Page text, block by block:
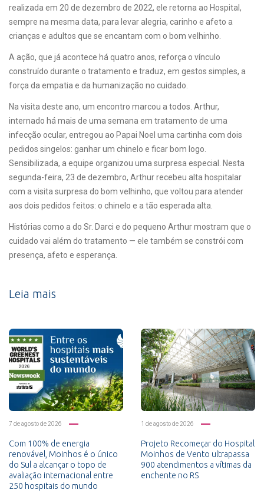
realizada em 20 de dezembro de 2022, ele retorna ao Hospital,
sempre na mesma data, para levar alegria, carinho e afeto a
crianças e adultos que se encantam com o bom velhinho.
A ação, que já acontece há quatro anos, reforça o vínculo
construído durante o tratamento e traduz, em gestos simples, a
força da empatia e da humanização no cuidado.
Na visita deste ano, um encontro marcou a todos. Arthur,
internado há mais de uma semana em tratamento de uma
infecção ocular, entregou ao Papai Noel uma cartinha com dois
pedidos singelos: ganhar um chinelo e ficar bom logo.
Sensibilizada, a equipe organizou uma surpresa especial. Nesta
segunda-feira, 23 de dezembro, Arthur recebeu alta hospitalar
com a visita surpresa do bom velhinho, que voltou para atender
aos dois pedidos feitos: o chinelo e a tão esperada alta.
Histórias como a do Sr. Darci e do pequeno Arthur mostram que o
cuidado vai além do tratamento — ele também se constrói com
presença, afeto e esperança.
Leia mais
7 de agosto de 2026
Com 100% de energia
renovável, Moinhos é o único
do Sul a alcançar o topo de
avaliação internacional entre
250 hospitais do mundo
1 de agosto de 2026
Projeto Recomeçar do Hospital
Moinhos de Vento ultrapassa
900 atendimentos a vítimas da
enchente no RS